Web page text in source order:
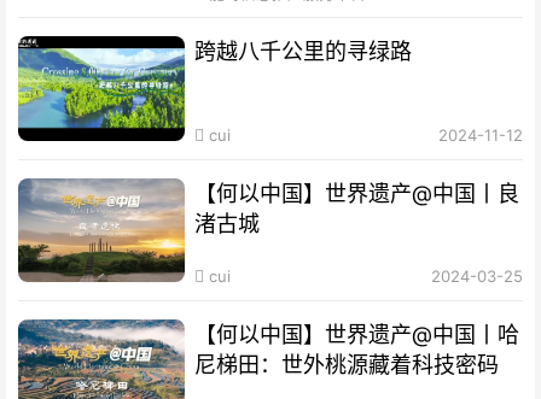
跨越八千公里的寻绿路
cui 2024-11-12
【何以中国】世界遗产@中国丨良
渚古城
cui 2024-03-25
【何以中国】世界遗产@中国丨哈
尼梯田：世外桃源藏着科技密码